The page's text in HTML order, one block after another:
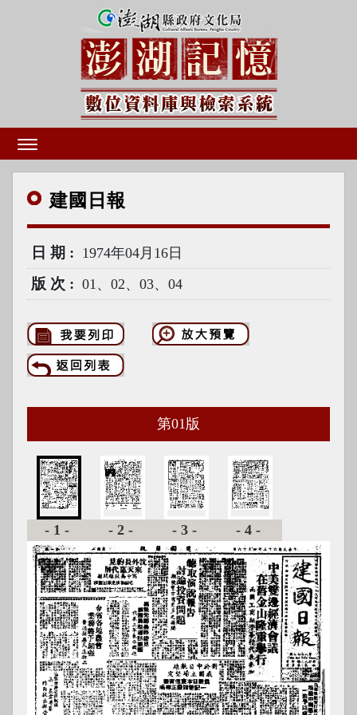
建國 日報
日期 1974年04月16日
版次 01、02、03、04
第01 版
-1- -2- -3- -4-